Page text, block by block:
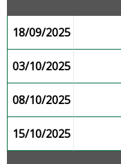
18/09/2025
03/10/2025
08/10/2025
15/10/2025